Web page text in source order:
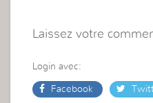
Laissez votre
Login avec:
Facebook